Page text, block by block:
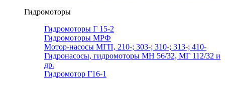
Гидромоторы
Гидромоторы Г 15-2
Гидромоторы МРФ
Мотор-насосы МГП, 210-; 303-; 310-; 313-; 410-
Гидронасосы, гидромоторы МН 56/32, МГ 112/32 и
др.
Гидромотор Г16-1